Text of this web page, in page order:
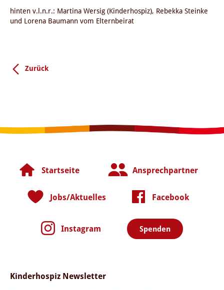
hinten v.l.n.r.: Martina Wersig (Kinderhospiz), Rebekka Steinke
und Lorena Baumann vom Elternbeirat
Zurück
Startseite Ansprechpartner
Jobs/Aktuelles Facebook
Instagram Spenden
Kinderhospiz Newsletter